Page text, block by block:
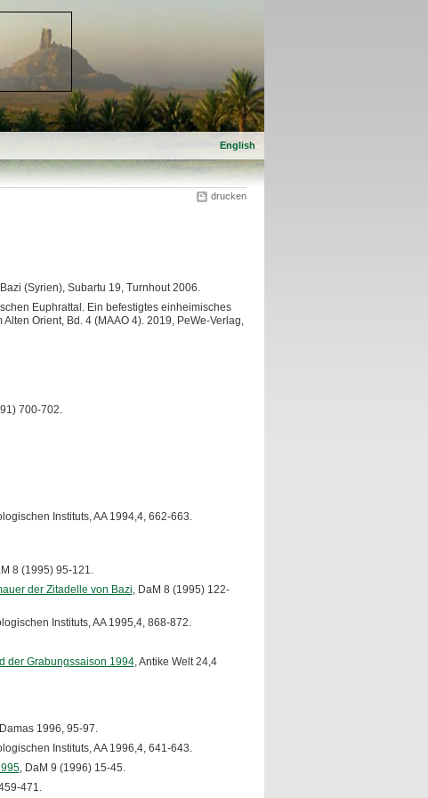
English
drucken
(Syrien), Subartu 19, Turnhout 2006.
Euphrattal. Ein befestigtes einheimisches
Orient, Bd. 4 (MAAO 4). 2019, PeWe-Verlag,
700-702.
Instituts, AA 1994,4, 662-663.
8 (1995) 95-121.
der Zitadelle von Bazi, DaM 8 (1995) 122-
Instituts, AA 1995,4, 868-872.
der Grabungssaison 1994, Antike Welt 24,4
1996, 95-97.
Instituts, AA 1996,4, 641-643.
, DaM 9 (1996) 15-45.
471.